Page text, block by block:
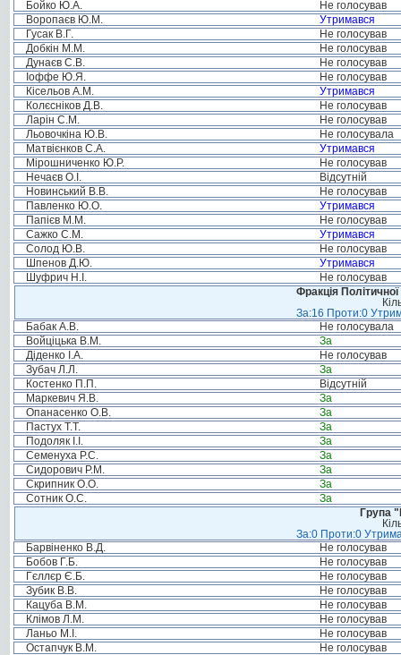
Бойко Ю.А.
Не голосував
Воропаєв Ю.М.
Утримався
Гусак В.Г.
Не голосував
Добкін М.М.
Не голосував
Дунаєв С.В.
Не голосував
Іоффе Ю.Я.
Не голосував
Кісельов А.М.
Утримався
Колєсніков Д.В.
Не голосував
Ларін С.М.
Не голосував
Льовочкіна Ю.В.
Не голосувала
Матвієнков С.А.
Утримався
Мірошниченко Ю.Р.
Не голосував
Нечаєв О.І.
Відсутній
Новинський В.В.
Не голосував
Павленко Ю.О.
Утримався
Папієв М.М.
Не голосував
Сажко С.М.
Утримався
Солод Ю.В.
Не голосував
Шпенов Д.Ю.
Утримався
Шуфрич Н.І.
Не голосував
Фракція
За:16 Проти:0
Бабак А.В.
Не голосувала
Войціцька В.М.
За
Діденко І.А.
Не голосував
Зубач Л.Л.
За
Костенко П.П.
Відсутній
Маркевич Я.В.
За
Опанасенко О.В.
За
Пастух Т.Т.
За
Подоляк І.І.
За
Семенуха Р.С.
За
Сидорович Р.М.
За
Скрипник О.О.
За
Сотник О.С.
За
Група
За:0 Проти:0
Барвіненко В.Д.
Не голосував
Бобов Г.Б.
Не голосував
Гєллєр Є.Б.
Не голосував
Зубик В.В.
Не голосував
Кацуба В.М.
Не голосував
Клімов Л.М.
Не голосував
Ланьо М.І.
Не голосував
Остапчук В.М.
Не голосував